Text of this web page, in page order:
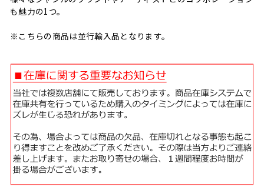
も魅力の1つ。
※こちらの商品は並行輸入品となります。